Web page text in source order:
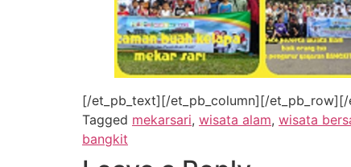
[/et_pb_text][/et_pb_column][/et_pb_row][/
Tagged mekarsari, wisata alam, wisata
bangkit